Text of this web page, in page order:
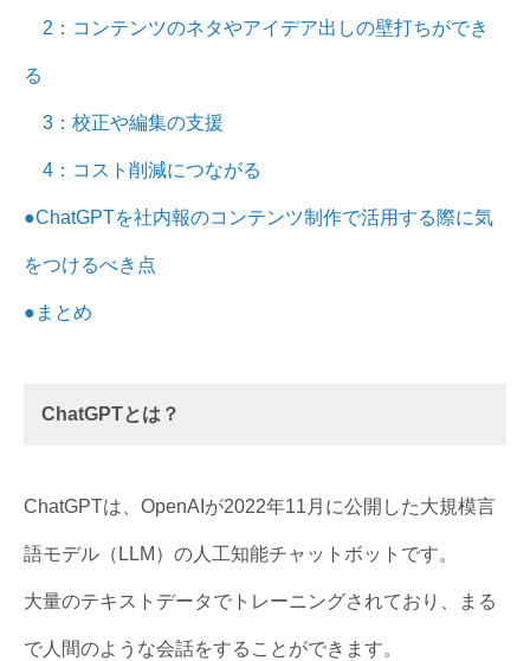
2：コンテンツのネタやアイデア出しの壁打ちができ
る
3：校正や編集の支援
4：コスト削減につながる
●ChatGPTを社内報のコンテンツ制作で活用する際に気
をつけるべき点
●まとめ
ChatGPTとは？
ChatGPTは、OpenAIが2022年11月に公開した大規模言
語モデル（LLM）の人工知能チャットボットです。
大量のテキストデータでトレーニングされており、まる
で人間のような会話をすることができます。